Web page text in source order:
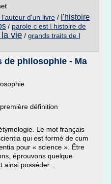
l'auteur d'un livre / l'histoire
/ parole c est l histoire de
vie / grands traits de l
de philosophie - Ma
définition
Le mot français
qui est formé de cum
pour « science ». Être
éprouvons quelque
posséder...